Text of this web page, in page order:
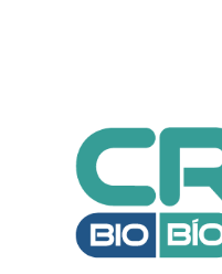
balance
Leer